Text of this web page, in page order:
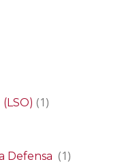
(1)
Defensa (1)